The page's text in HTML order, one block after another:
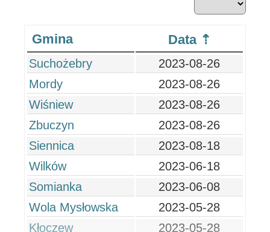
Gmina Data
Suchożebry
2023-08-26
Mordy
2023-08-26
Wiśniew
2023-08-26
Zbuczyn
2023-08-26
Siennica
2023-08-18
Wilków
2023-06-18
Somianka
2023-06-08
Wola Mysłowska
2023-05-28
Kłoczew
2023-05-28